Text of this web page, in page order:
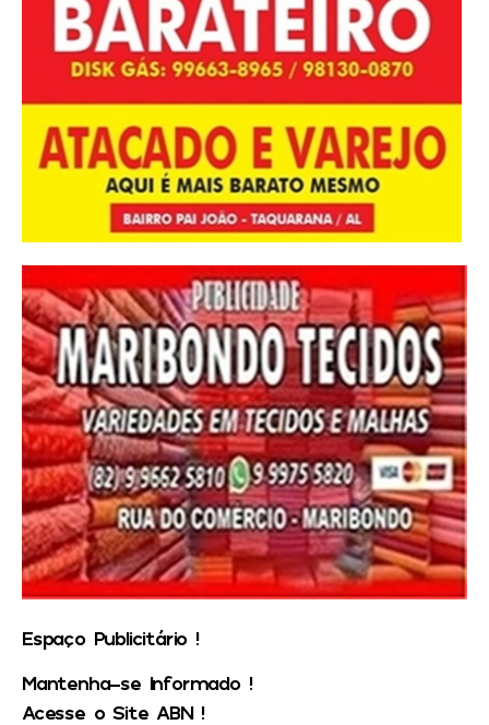
Espaço Publicitário !
Mantenha-se Informado !
Acesse o Site ABN !